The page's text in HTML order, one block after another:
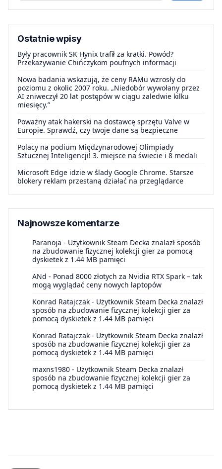
Ostatnie wpisy
Były pracownik SK Hynix trafił za kratki. Powód?
Przekazywanie Chińczykom poufnych informacji
Nowa badania wskazują, że ceny RAMu wzrosły do
poziomu z okolic 2007 roku. „Niedobór wywołany przez
AI zniweczył 20 lat postępów w ciągu zaledwie kilku
miesięcy.”
Poważny atak hakerski na dostawcę sprzętu Valve w
Europie. Sprawdź, czy twoje dane są bezpieczne
Polacy na podium Międzynarodowej Olimpiady
Sztucznej Inteligencji! 3. miejsce na świecie i 8 medali
Microsoft Edge idzie w ślady Google Chrome. Starsze
blokery reklam przestaną działać na przeglądarce
Najnowsze komentarze
Paranoja - Użytkownik Steam Decka znalazł sposób
na zbudowanie fizycznej kolekcji gier za pomocą
dyskietek z 1.44 MB pamięci
ANd - Ponad 8000 złotych za Nvidia RTX Spark – tak
mogą wyglądać ceny nowych laptopów
Konrad Ratajczak - Użytkownik Steam Decka znalazł
sposób na zbudowanie fizycznej kolekcji gier za
pomocą dyskietek z 1.44 MB pamięci
Konrad Ratajczak - Użytkownik Steam Decka znalazł
sposób na zbudowanie fizycznej kolekcji gier za
pomocą dyskietek z 1.44 MB pamięci
maxns1980 - Użytkownik Steam Decka znalazł
sposób na zbudowanie fizycznej kolekcji gier za
pomocą dyskietek z 1.44 MB pamięci